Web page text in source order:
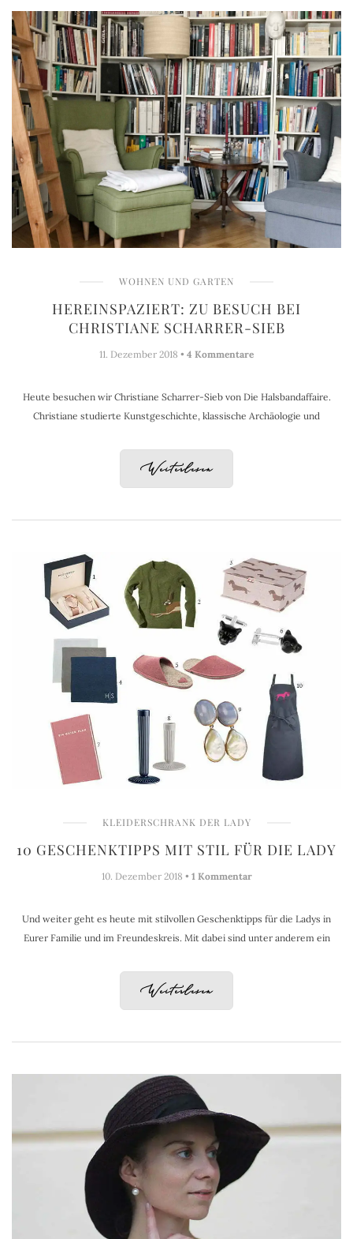
WOHNEN UND GARTEN
HEREINSPAZIERT: ZU BESUCH BEI
CHRISTIANE SCHARRER-SIEB
11. Dezember 2018 • 4 Kommentare
Heute besuchen wir Christiane Scharrer-Sieb von Die Halsbandaffaire.
Christiane studierte Kunstgeschichte, klassische Archäologie und
Weiterlesen
KLEIDERSCHRANK DER LADY
10 GESCHENKTIPPS MIT STIL FÜR DIE LADY
10. Dezember 2018 • 1 Kommentar
Und weiter geht es heute mit stilvollen Geschenktipps für die Ladys in
Eurer Familie und im Freundeskreis. Mit dabei sind unter anderem ein
Weiterlesen